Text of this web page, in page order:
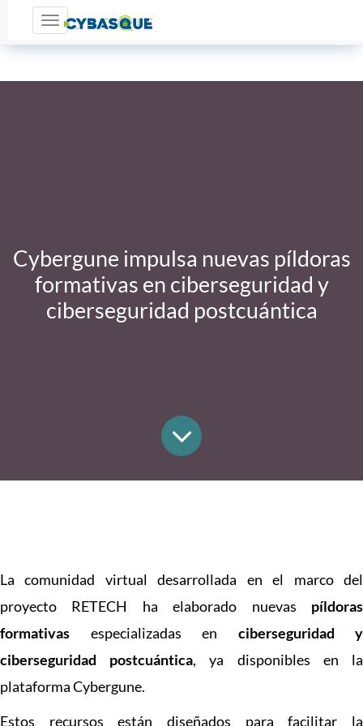
Toggle navigation
Cybergune impulsa nuevas píldoras
formativas en ciberseguridad y
ciberseguridad postcuántica
La comunidad virtual desarrollada en el marco del
proyecto RETECH ha elaborado nuevas píldoras
formativas especializadas en ciberseguridad y
ciberseguridad postcuántica, ya disponibles en la
plataforma Cybergune.
Estos recursos están diseñados para facilitar la